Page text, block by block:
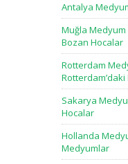
Antalya
Muğla Medyum
Bozan Hocalar
Rotterdam
Sakarya
Hocalar
Hollanda
Medyumlar